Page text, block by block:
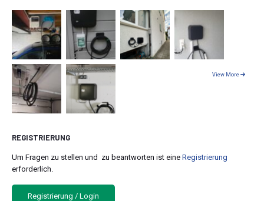
View More
REGISTRIERUNG
Um Fragen zu stellen und zu beantworten ist eine Registrierung
erforderlich.
Registrierung / Login